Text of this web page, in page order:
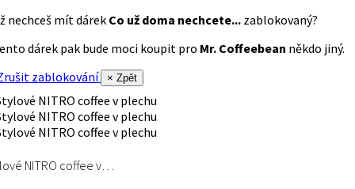
nechceš mít dárek Co už doma nechcete... zablokovaný?
dárek pak bude moci koupit pro Mr. Coffeebean někdo jiný.
zablokování
× Zpět
NITRO coffee v…